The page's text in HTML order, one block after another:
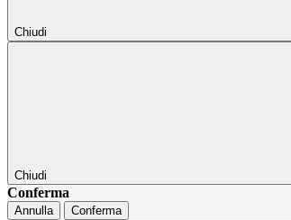
Chiudi
Chiudi
Conferma
Annulla Conferma